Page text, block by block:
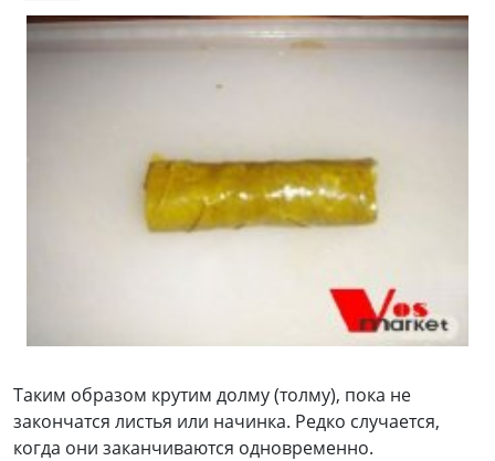
Таким образом крутим долму (толму), пока не
закончатся листья или начинка. Редко случается,
когда они заканчиваются одновременно.